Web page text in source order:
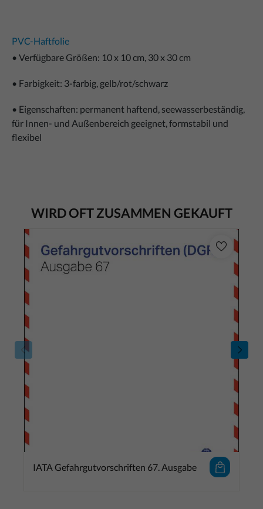
PVC-Haftfolie
• Verfügbare Größen: 10 x 10 cm, 30 x 30 cm
• Farbigkeit: 3-farbig, gelb/rot/schwarz
• Eigenschaften: permanent haftend, seewasserbeständig,
für Innen- und Außenbereich geeignet, formstabil und
flexibel
WIRD OFT ZUSAMMEN GEKAUFT
IATA Gefahrgutvorschriften 67. Ausgabe